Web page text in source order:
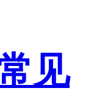
见